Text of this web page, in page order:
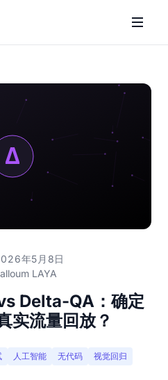
年5月8日
LAYA
Delta-QA：确定
实流量回放？
人工智能 无代码 视觉回归